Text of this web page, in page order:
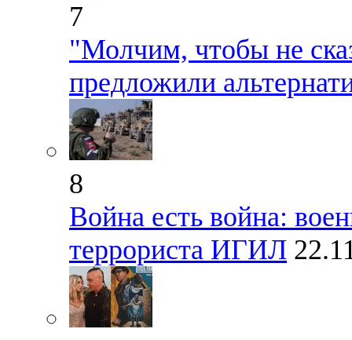
7
"Молчим, чтобы не
предложили
8
Война есть война:
террориста ИГИЛ